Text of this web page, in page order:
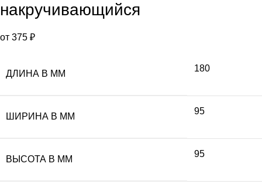
накручивающийся
от 375 ₽
ДЛИНА В ММ
180
ШИРИНА В ММ
95
ВЫСОТА В ММ
95